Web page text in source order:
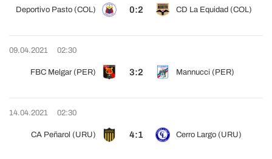
Deportivo Pasto (COL) 0:2 CD La Equidad (COL)
09.04.2021 02:30
FBC Melgar (PER) 3:2 Mannucci (PER)
14.04.2021 02:30
CA Peñarol (URU) 4:1 Cerro Largo (URU)